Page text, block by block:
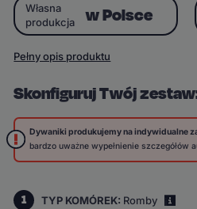
Skonfiguruj Twój
Dywaniki produkujemy na indywidualne
bardzo uważne wypełnienie szczegółów
1 TYP KOMÓREK: Romby
Własna
produkcja
w Polsce
Pełny opis produktu